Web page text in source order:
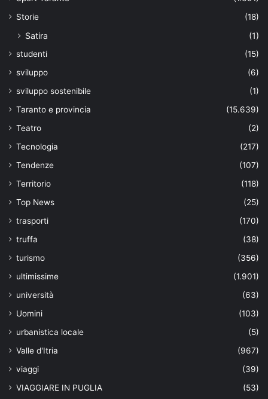
Storie
(18)
Satira (1)
studenti
(15)
sviluppo
(6)
sviluppo sostenibile
(1)
Taranto e provincia
(15.639)
Teatro
(2)
Tecnologia
(217)
Tendenze
(107)
Territorio
(118)
Top News
(25)
trasporti
(170)
truffa
(38)
turismo
(356)
ultimissime
(1.901)
università
(63)
Uomini
(103)
urbanistica locale
(5)
Valle d'Itria
(967)
viaggi
(39)
VIAGGIARE IN PUGLIA
(53)